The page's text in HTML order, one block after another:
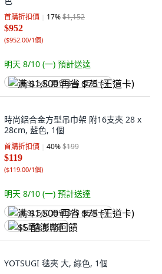
首購折扣價 17%$1,152
$952
($952.00/1個)
明天 8/10 (一) 預計送達
满 $1,500 再省 $75 (王道卡)
時尚鋁合金方型吊巾架 附16支夾 28 x
28cm, 藍色, 1個
首購折扣價 40%$199
$119
($119.00/1個)
明天 8/10 (一) 預計送達
满 $1,500 再省 $75 (王道卡)
$5 酷澎幣回饋
YOTSUGI 毯夾 大, 綠色, 1個